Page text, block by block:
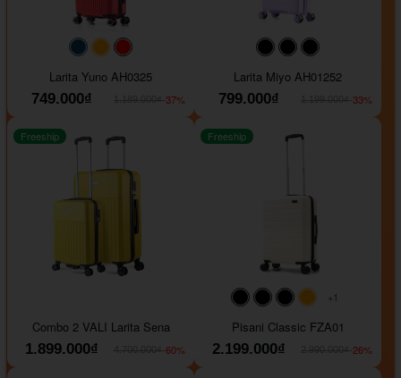
#093f69#ffa500
Larita Yuno AH0325
749.000₫
-37%
#000000#000000
Larita Miyo AH01252
799.000₫
-33%
Freeship
Combo 2 VALI Larita Sena
1.899.000₫
-60%
#000000#000000
#000000
#ffa500
+1
Freeship
Pisani Classic FZA01
2.199.000₫
-26%